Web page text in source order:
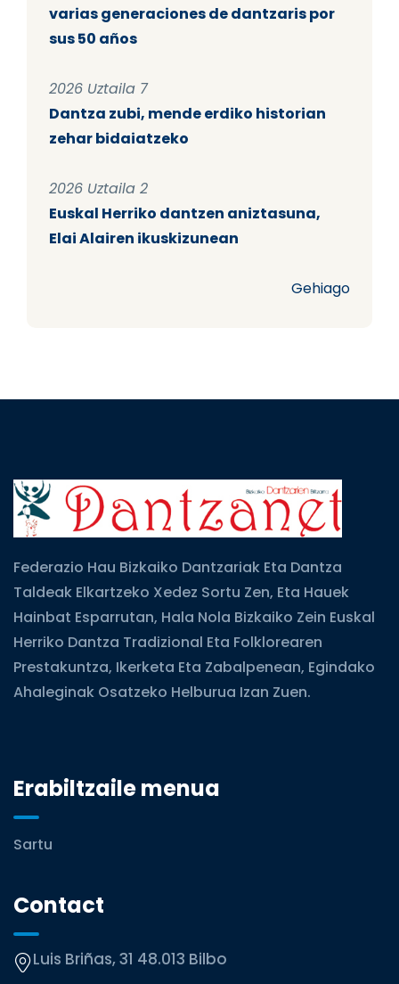
varias generaciones de dantzaris por
sus 50 años
2026 Uztaila 7
Dantza zubi, mende erdiko historian
zehar bidaiatzeko
2026 Uztaila 2
Euskal Herriko dantzen aniztasuna,
Elai Alairen ikuskizunean
Gehiago
Federazio Hau Bizkaiko Dantzariak Eta Dantza
Taldeak Elkartzeko Xedez Sortu Zen, Eta Hauek
Hainbat Esparrutan, Hala Nola Bizkaiko Zein Euskal
Herriko Dantza Tradizional Eta Folklorearen
Prestakuntza, Ikerketa Eta Zabalpenean, Egindako
Ahaleginak Osatzeko Helburua Izan Zuen.
Erabiltzaile menua
Sartu
Contact
Luis Briñas, 31 48.013 Bilbo